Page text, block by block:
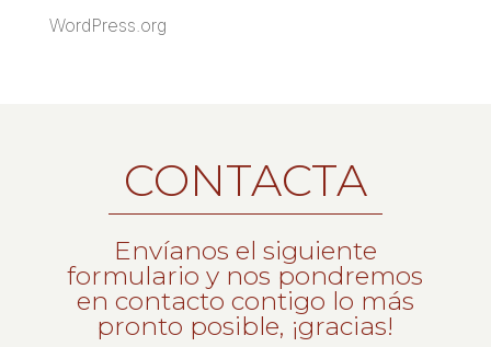
WordPress.org
CONTACTA
Envíanos el siguiente
formulario y nos pondremos
en contacto contigo lo más
pronto posible, ¡gracias!